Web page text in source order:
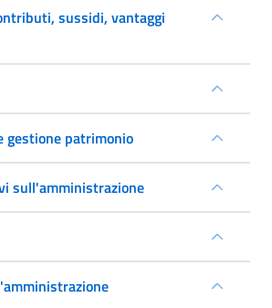
sussidi, vantaggi
gestione patrimonio
sull'amministrazione